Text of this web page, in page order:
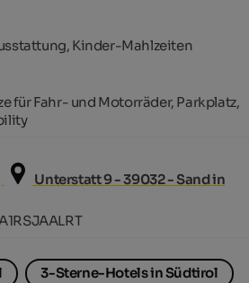
Kinder-Mahlzeiten
für Fahr- und Motorräder, Parkplatz,
Unterstatt 9 - 39032 - Sand in
3-Sterne-Hotels in Südtirol